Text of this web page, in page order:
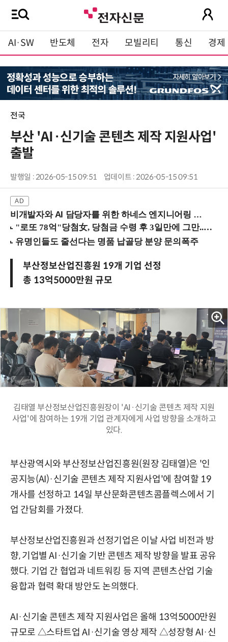
AI·SW 반도체 전자 모빌리티 통신 경제
전국
부산 'AI·신기술 콘텐츠 제작 지원사업'
출발
발행일 : 2026-05-15 09:51 업데이트 : 2026-05-15 09:51
비개발자와 AI 담당자를 위한 하네스 엔지니어링 입문과정 (8/20 신논현역)
부산정보산업진흥원 19개 기업 선정
총 13억5000만원 규모
김태열 부산정보산업진흥원장이 'AI·신기술 콘텐츠 제작 지원
사업'에 참여하는 19개 기업 관계자에게 사업 방향을 소개하고
있다.
부산광역시와 부산정보산업진흥원(원장 김태열)은 '인
공지능(AI)·신기술 콘텐츠 제작 지원사업'에 참여할 19
개사를 선정하고 14일 부산문화콘텐츠콤플렉스에서 기
업 간담회를 가졌다.
부산정보산업진흥원과 선정기업은 이날 사업 비전과 방
향, 기업별 AI·신기술 기반 콘텐츠 제작 방향을 발표 공유
했다. 기업 간 협업과 네트워킹 등 지역 콘텐츠산업 기술
융합과 협력 확대 방안도 논의했다.
AI·신기술 콘텐츠 제작 지원사업은 올해 13억5000만원
규모로 △스타트업 AI·신기술 영상 제작 △성장형 AI·신